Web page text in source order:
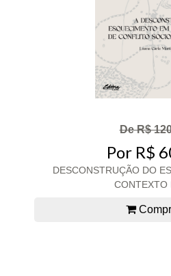
De R$
Por R$
DESCONSTRUÇÃO DO
CONTEXTO